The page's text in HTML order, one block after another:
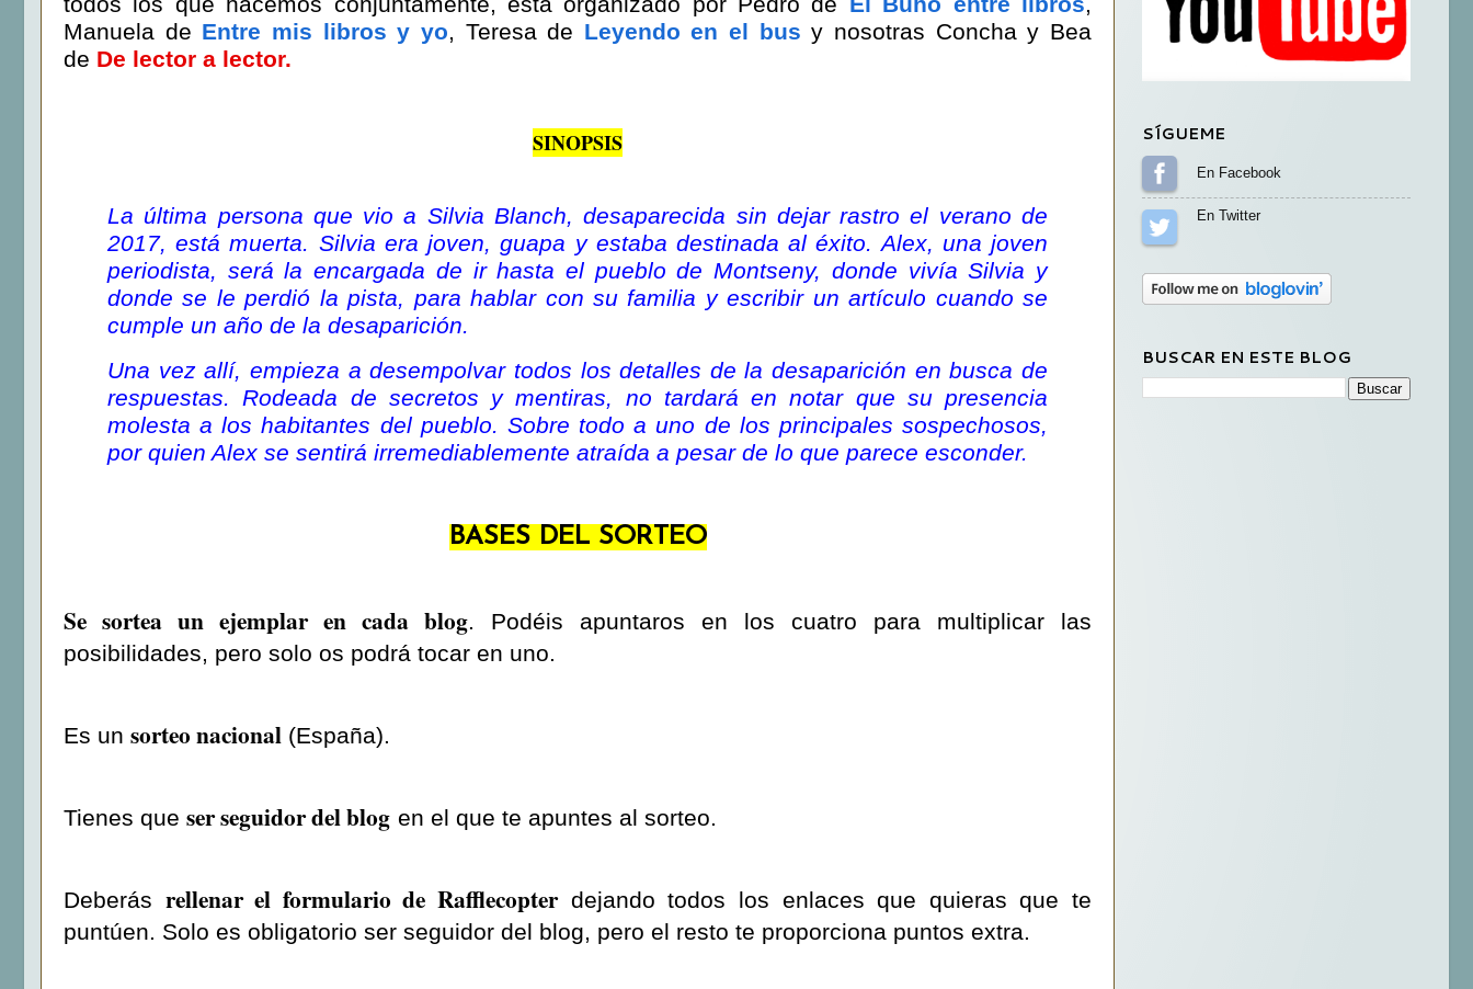
Manuela de Entre mis libros y yo, Teresa de Leyendo en el bus y nosotras Concha y Bea
de De lector a lector.
SINOPSIS
La última persona que vio a Silvia Blanch, desaparecida sin dejar rastro el verano de
2017, está muerta. Silvia era joven, guapa y estaba destinada al éxito. Alex, una joven
periodista, será la encargada de ir hasta el pueblo de Montseny, donde vivía Silvia y
donde se le perdió la pista, para hablar con su familia y escribir un artículo cuando se
cumple un año de la desaparición.
Una vez allí, empieza a desempolvar todos los detalles de la desaparición en busca de
respuestas. Rodeada de secretos y mentiras, no tardará en notar que su presencia
molesta a los habitantes del pueblo. Sobre todo a uno de los principales sospechosos,
por quien Alex se sentirá irremediablemente atraída a pesar de lo que parece esconder.
BASES DEL SORTEO
Se sortea un ejemplar en cada blog. Podéis apuntaros en los cuatro para multiplicar las
posibilidades, pero solo os podrá tocar en uno.
Es un sorteo nacional (España).
Tienes que ser seguidor del blog en el que te apuntes al sorteo.
Deberás rellenar el formulario de Rafflecopterdejando todos los enlaces que quieras que te
puntúen. Solo es obligatorio ser seguidor del blog, pero el resto te proporciona puntos extra.
SÍGUEME
Sígueme en Facebook
BUSCAR EN ESTE BLOG